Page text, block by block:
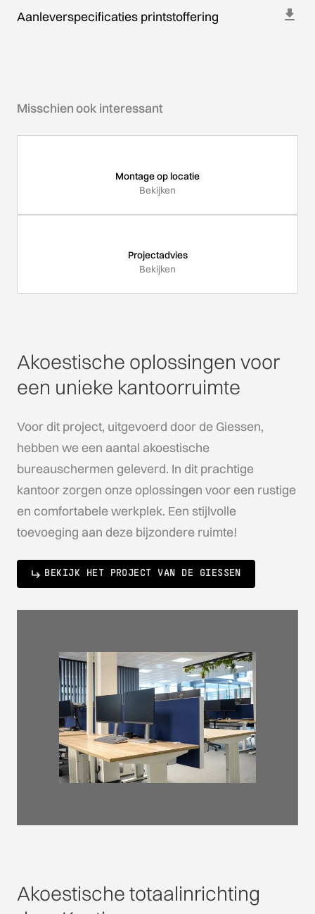
Aanleverspecificaties printstoffering
Misschien ook interessant
Montage op locatie
Bekijken
Projectadvies
Bekijken
Akoestische oplossingen voor
een unieke kantoorruimte
Voor dit project, uitgevoerd door de Giessen,
hebben we een aantal akoestische
bureauschermen geleverd. In dit prachtige
kantoor zorgen onze oplossingen voor een rustige
en comfortabele werkplek. Een stijlvolle
toevoeging aan deze bijzondere ruimte!
BEKIJK HET PROJECT VAN DE GIESSEN
Akoestische totaalinrichting